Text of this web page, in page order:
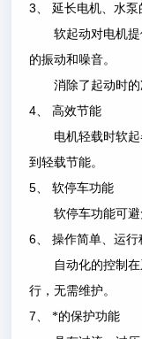
3、
延长电机、水泵
软起动对电机提
的振动和噪音。
消除了起动时的
4、
高效节能
电机轻载时软起
到轻载节能。
5、
软停车功能
软停车功能可避
6、
操作简单、运行
自动化的控制在
行，无需维护。
7、
*的保护功能